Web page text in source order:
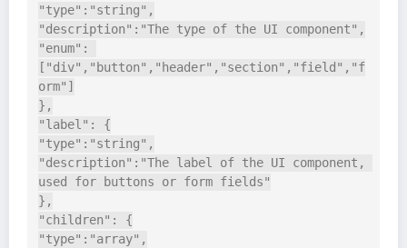
"type":"string",
"description":"The type of the UI component",
"enum":
["div","button","header","section","field","f
orm"]
},
"label": {
"type":"string",
"description":"The label of the UI component,
used for buttons or form fields"
},
"children": {
"type":"array",